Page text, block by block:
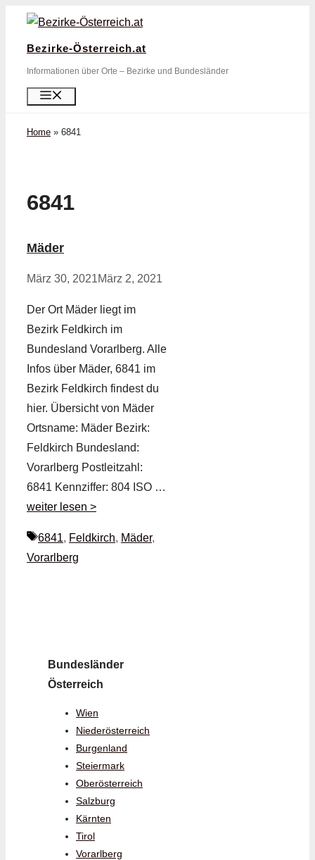
Zum
springen
Bezirke-Österreich.at
Informationen über Orte – Bezirke und Bundesländer
Home » 6841
6841
Mäder
März 30, 2021März 2, 2021
Der Ort Mäder liegt im
Bezirk Feldkirch im
Bundesland Vorarlberg. Alle
Infos über Mäder, 6841 im
Bezirk Feldkirch findest du
hier. Übersicht von Mäder
Ortsname: Mäder Bezirk:
Feldkirch Bundesland:
Vorarlberg Postleitzahl:
6841 Kennziffer: 804 ISO …
weiter lesen >
Schlagwörter
6841, Feldkirch, Mäder,
Vorarlberg
Bundesländer
Österreich
Wien
Niederösterreich
Burgenland
Steiermark
Oberösterreich
Salzburg
Kärnten
Tirol
Vorarlberg